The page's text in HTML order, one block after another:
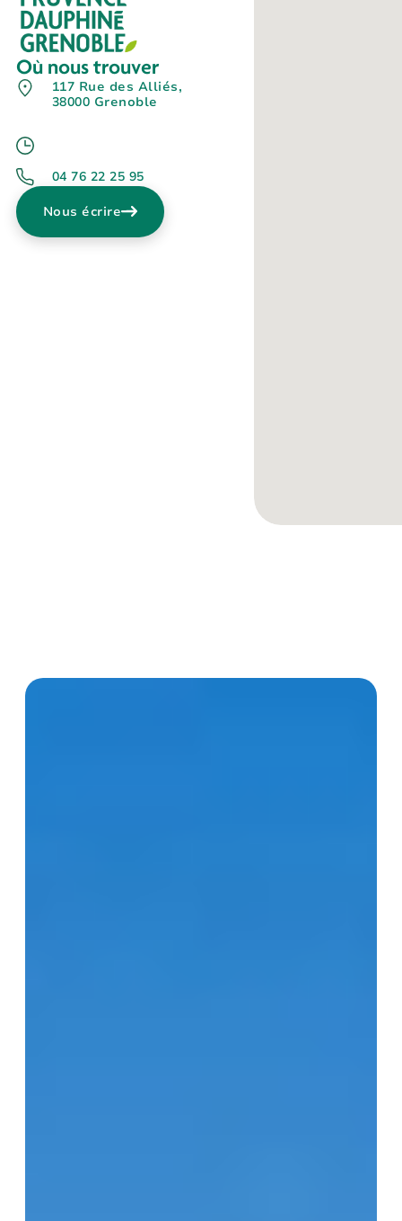
Où nous trouver
117 Rue des Alliés,
38000 Grenoble
04 76 22 25 95
Nous écrire